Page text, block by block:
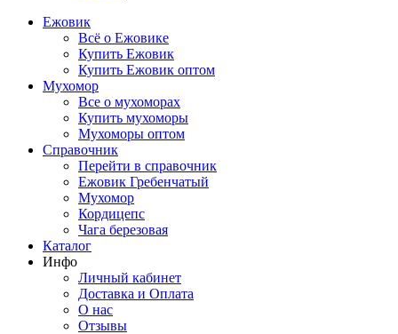
Ежовик
Всё о Ежовике
Купить Ежовик
Купить Ежовик оптом
Мухомор
Все о мухоморах
Купить мухоморы
Мухоморы оптом
Справочник
Перейти в справочник
Ежовик Гребенчатый
Мухомор
Кордицепс
Чага березовая
Каталог
Инфо
Личный кабинет
Доставка и Оплата
О нас
Отзывы